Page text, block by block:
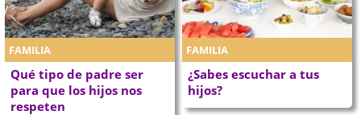
FAMILIA
Qué tipo de padre ser
para que los hijos nos
respeten
FAMILIA
¿Sabes escuchar a tus
hijos?